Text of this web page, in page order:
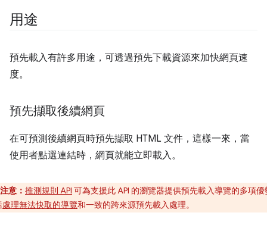
用途
預先載入有許多用途，可透過預先下載資源來加快網頁速
度。
預先擷取後續網頁
在可預測後續網頁時預先擷取 HTML 文件，這樣一來，當
使用者點選連結時，網頁就能立即載入。
注意： 推測規則 API 可為支援此 API 的瀏覽器提供預先載入導覽的多項優
處理無法快取的導覽和一致的跨來源預先載入處理。